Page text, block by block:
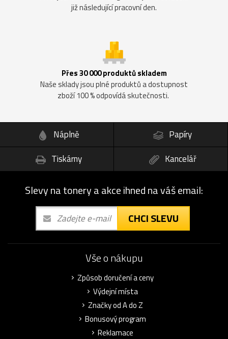
již následující pracovní den.
Přes 30 000 produktů skladem
Naše sklady jsou plné produktů a dostupnost
zboží 100 % odpovídá skutečnosti.
Náplně
Papíry
Tiskárny
Kancelář
Slevy na tonery a akce ihned na váš email:
CHCI SLEVU
Vše o nákupu
Způsob doručení a ceny
Výdejní místa
Značky od A do Z
Bonusový program
Reklamace